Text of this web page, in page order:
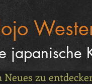
japanische
Neues zu